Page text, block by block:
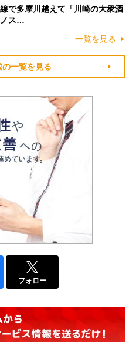
で多摩川越えて「川崎の大衆酒
ス…
一覧を見る
一覧を見る
フォロー